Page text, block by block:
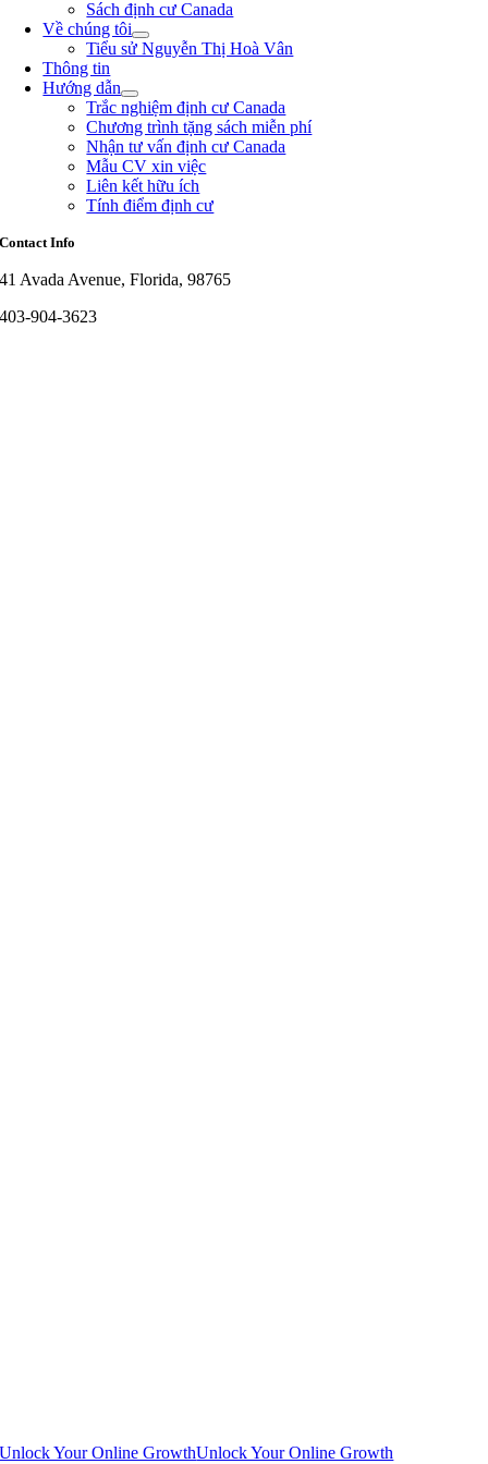
Sách định cư Canada
Về chúng tôi
Tiểu sử Nguyễn Thị Hoà Vân
Thông tin
Hướng dẫn
Trắc nghiệm định cư Canada
Chương trình tặng sách miễn phí
Nhận tư vấn định cư Canada
Mẫu CV xin việc
Liên kết hữu ích
Tính điểm định cư
Contact Info
41 Avada Avenue, Florida, 98765
403-904-3623
Unlock Your Online GrowthUnlock Your Online Growth